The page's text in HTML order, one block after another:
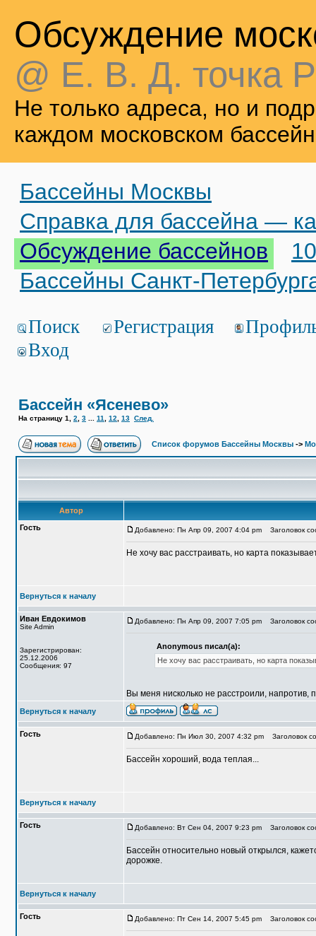
Обсуждение
@ Е. В. Д. точка
Не только адреса, но и
каждом московском
Бассейны Москвы
Справка для бассейна —
Обсуждение бассейнов
Бассейны Санкт-
Поиск Регистрация
Вход
Бассейн «Ясенево»
На страницу 1 2 3 11 12 13 След.
Список форумов Бассейны Москвы ->
Автор
Гость
Добавлено: Пн Апр 09, 2007 4:04 pm Заголовок
Не хочу вас расстраивать, но карта
Вернуться к началу
Иван Евдокимов
Site Admin
Зарегистрирован:
25.12.2006
Сообщения: 97
Добавлено: Пн Апр 09, 2007 7:05 pm Заголовок
Anonymous писал(а):
Не хочу вас расстраивать, но карта
Вы меня нисколько не расстроили, напротив,
Вернуться к началу
Гость Добавлено: Пн Июл 30, 2007 4:32 pm Заголовок
Бассейн хороший, вода теплая...
Вернуться к началу
Гость Добавлено: Вт Сен 04, 2007 9:23 pm Заголовок
Бассейн относительно новый открылся,
дорожке.
Вернуться к началу
Гость Добавлено: Пт Сен 14, 2007 5:45 pm Заголовок